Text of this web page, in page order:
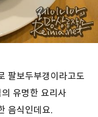
팔보두부갱이라고도
유명한 요리사
음식인데요.